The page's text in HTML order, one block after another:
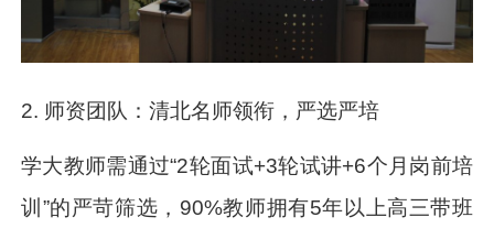
2. 师资团队：清北名师领衔，严选严培
学大教师需通过“2轮面试+3轮试讲+6个月岗前培
训”的严苛筛选，90%教师拥有5年以上高三带班